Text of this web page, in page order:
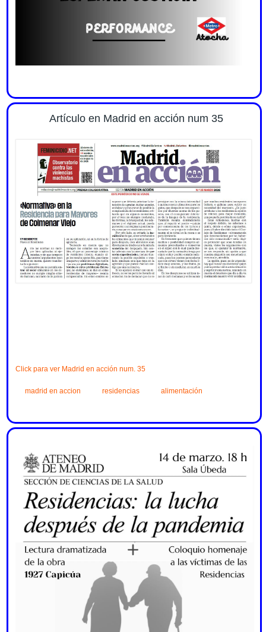
Artículo en Madrid en acción num 35
Click para ver Madrid en acción num. 35
madrid en accion residencias alimentación